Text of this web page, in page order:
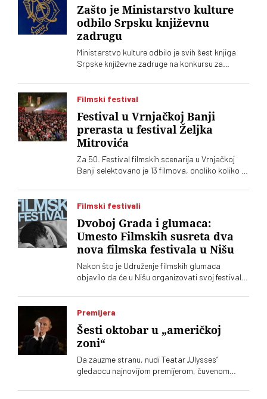
Zašto je Ministarstvo kulture
odbilo Srpsku književnu
zadrugu
Ministarstvo kulture odbilo je svih šest knjiga
Srpske književne zadruge na konkursu za
Podsetimo da je predsednik SKZ profesor Milo
Lompar
Filmski festival
Festival u Vrnjačkoj Banji
prerasta u festival Željka
Mitrovića
Za 50. Festival filmskih scenarija u Vrnjačkoj
Banji selektovano je 13 filmova, onoliko koliko ih
dominiraju filmovi Željka Mitrovića
Filmski festivali
Dvoboj Grada i glumaca:
Umesto Filmskih susreta dva
nova filmska festivala u Nišu
Nakon što je Udruženje filmskih glumaca
objavilo da će u Nišu organizovati svoj festival,
Izgleda da će oba biti u istom terminu
Premijera
Šesti oktobar u „američkoj
zoni“
Da zauzme stranu, nudi Teatar „Ulysses“
gledaocu najnovijom premijerom, čuvenom
režiji Lenke Udovički. Glume Svetozar Cvetković